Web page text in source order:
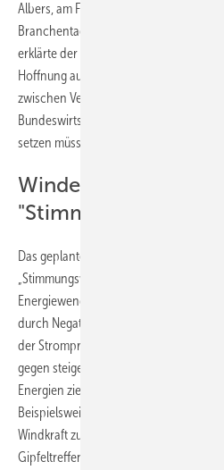
Albers, am Freitag in Rostock. In seiner
Branchentagung Rostock Wind am
erklärte der BWE-Chefvertreter somit,
Hoffnung auf das für Anfang
zwischen Vertretern der Windkraft und
Bundeswirtschaftsministerium inklusive
setzen müsse.
Windenergie-Gipfel
"Stimmungswende"
Das geplante Treffen müsse eine
„Stimmungswende“ erreichen, sagte
Energiewende mitsamt
durch Negativ-Schlagworte geprägt
der Strompreisbremse zu hantieren, die
gegen steigende Strompreise aufgrund
Energien zielt, müssten positive
Beispielsweise könnten Arbeitsplätze
Windkraft zur wichtigen Botschaft
Gipfeltreffen nicht mehr wie bei